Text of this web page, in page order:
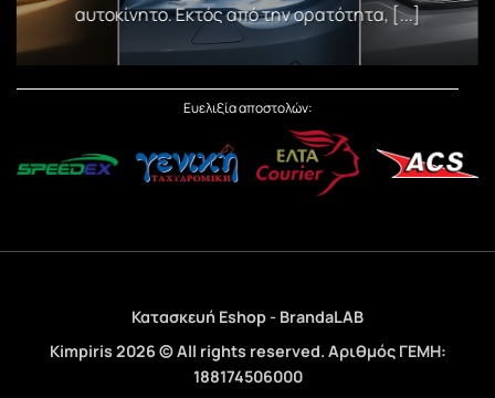
αυτοκίνητο. Εκτός από την ορατότητα, [...]
Ευελιξία αποστολών:
Κατασκευή Eshop - BrandaLAB
Kimpiris 2026 © All rights reserved. Αριθμός ΓΕΜΗ:
188174506000